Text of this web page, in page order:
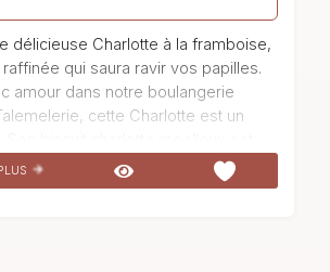
délicieuse Charlotte à la framboise,
qui saura ravir vos papilles.
amour dans notre boulangerie
cette Charlotte est un
délicieuse bavaroise framboise
Le tout est sublimé par des